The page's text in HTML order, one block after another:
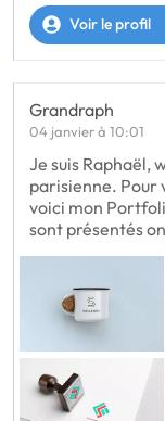
Voir le profil
Grandraph
04 janvier à 10:01
Je suis Raphaël,
parisienne. Pour
voici mon
sont présentés